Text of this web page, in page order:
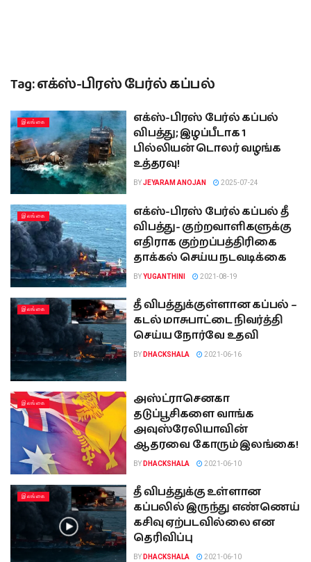
Tag:எக்ஸ்-பிரஸ் பேர்ல் கப்பல்
இலங்கை
எக்ஸ்-பிரஸ் பேர்ல் கப்பல்
விபத்து; இழப்பீடாக 1
பில்லியன் டொலர் வழங்க
உத்தரவு!
BYJEYARAM ANOJAN 2025-07-24
இலங்கை
எக்ஸ்-பிரஸ் பேர்ல் கப்பல் தீ
விபத்து- குற்றவாளிகளுக்கு
எதிராக குற்றப்பத்திரிகை
தாக்கல் செய்ய நடவடிக்கை
BYYUGANTHINI 2021-08-19
இலங்கை
தீ விபத்துக்குள்ளான கப்பல் –
கடல் மாசுபாட்டை நிவர்த்தி
செய்ய நோர்வே உதவி
BY DHACKSHALA 2021-06-16
இலங்கை
அஸ்ட்ராசெனகா
தடுப்பூசிகளை வாங்க
அவுஸ்ரேலியாவின்
ஆதரவை கோரும் இலங்கை!
BY DHACKSHALA 2021-06-10
இலங்கை
தீ விபத்துக்கு உள்ளான
கப்பலில் இருந்து எண்ணெய்
கசிவு ஏற்படவில்லை என
தெரிவிப்பு
BY DHACKSHALA 2021-06-10